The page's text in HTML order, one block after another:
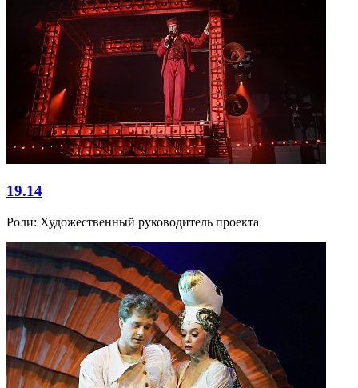
19.14
Роли: Художественный руководитель проекта